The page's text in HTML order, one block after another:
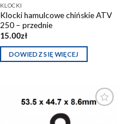
KLOCKI
Klocki hamulcowe chińskie ATV
250 – przednie
15.00zł
DOWIEDZ SIĘ WIĘCEJ